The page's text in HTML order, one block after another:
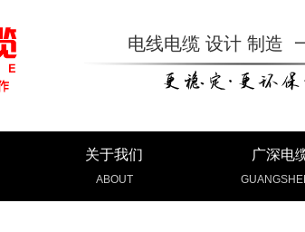
电线电缆 设计 制造
关于我们
ABOUT
广深电